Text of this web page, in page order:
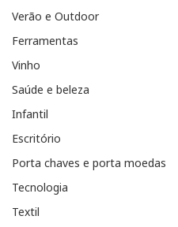
Verão e Outdoor
Ferramentas
Vinho
Saúde e beleza
Infantil
Escritório
Porta chaves e porta moedas
Tecnologia
Textil